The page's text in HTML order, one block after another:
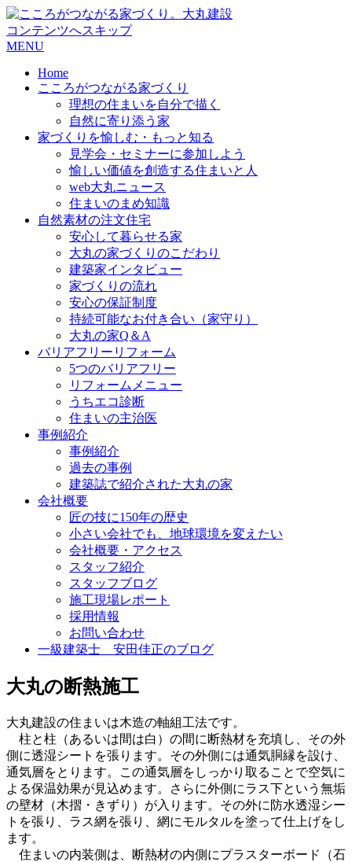
コンテンツへスキップ
MENU
Home
こころがつながる家づくり
理想の住まいを自分で描く
自然に寄り添う家
家づくりを愉しむ・もっと知る
見学会・セミナーに参加しよう
愉しい価値を創造する住まいと人
web大丸ニュース
住まいのまめ知識
自然素材の注文住宅
安心して暮らせる家
大丸の家づくりのこだわり
建築家インタビュー
家づくりの流れ
安心の保証制度
持続可能なお付き合い（家守り）
大丸の家Q＆A
バリアフリーリフォーム
5つのバリアフリー
リフォームメニュー
うちエコ診断
住まいの主治医
事例紹介
事例紹介
過去の事例
建築誌で紹介された大丸の家
会社概要
匠の技に150年の歴史
小さい会社でも、地球環境を変えたい
会社概要・アクセス
スタッフ紹介
スタッフブログ
施工現場レポート
採用情報
お問い合わせ
一級建築士 安田佳正のブログ
大丸の断熱施工
大丸建設の住まいは木造の軸組工法です。
柱と柱（あるいは間は白）の間に断熱材を充填し、その外
側に透湿シートを張ります。その外側には通気胴縁を設け、
通気層をとります。この通気層をしっかり取ることで空気に
よる保温効果が見込めます。さらに外側にラス下という無垢
の壁材（木摺・きずり）が入ります。その外に防水透湿シー
トを張り、ラス網を張り、網にモルタルを塗って仕上げをし
ます。
住まいの内装側は、断熱材の内側にプラスターボード（石